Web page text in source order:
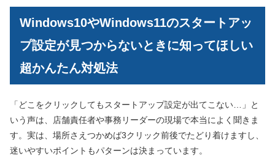
Windows10やWindows11のスタートアッ
プ設定が見つからないときに知ってほしい
超かんたん対処法
「どこをクリックしてもスタートアップ設定が出てこない…」と
いう声は、店舗責任者や事務リーダーの現場で本当によく聞きま
す。実は、場所さえつかめば3クリック前後でたどり着けますし、
迷いやすいポイントもパターンは決まっています。